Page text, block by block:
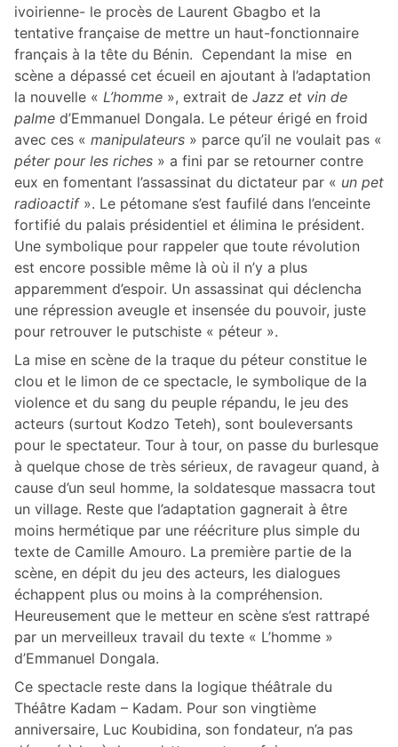
ivoirienne- le procès de Laurent Gbagbo et la
tentative française de mettre un haut-fonctionnaire
français à la tête du Bénin. Cependant la mise en
scène a dépassé cet écueil en ajoutant à l’adaptation
la nouvelle « L’homme », extrait de Jazz et vin de
palme d’Emmanuel Dongala. Le péteur érigé en froid
avec ces « manipulateurs » parce qu’il ne voulait pas «
péter pour les riches » a fini par se retourner contre
eux en fomentant l’assassinat du dictateur par « un pet
radioactif». Le pétomane s’est faufilé dans l’enceinte
fortifié du palais présidentiel et élimina le président.
Une symbolique pour rappeler que toute révolution
est encore possible même là où il n’y a plus
apparemment d’espoir. Un assassinat qui déclencha
une répression aveugle et insensée du pouvoir, juste
pour retrouver le putschiste « péteur ».
La mise en scène de la traque du péteur constitue le
clou et le limon de ce spectacle, le symbolique de la
violence et du sang du peuple répandu, le jeu des
acteurs (surtout Kodzo Teteh), sont bouleversants
pour le spectateur. Tour à tour, on passe du burlesque
à quelque chose de très sérieux, de ravageur quand, à
cause d’un seul homme, la soldatesque massacra tout
un village. Reste que l’adaptation gagnerait à être
moins hermétique par une réécriture plus simple du
texte de Camille Amouro. La première partie de la
scène, en dépit du jeu des acteurs, les dialogues
échappent plus ou moins à la compréhension.
Heureusement que le metteur en scène s’est rattrapé
par un merveilleux travail du texte « L’homme »
d’Emmanuel Dongala.
Ce spectacle reste dans la logique théâtrale du
Théâtre Kadam – Kadam. Pour son vingtième
anniversaire, Luc Koubidina, son fondateur, n’a pas